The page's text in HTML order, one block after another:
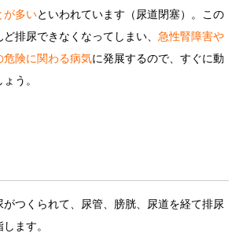
が多いといわれています（尿道閉塞）。この
排尿できなくなってしまい、 急性腎障害や
危険に関わる病気に発展するので、すぐに動
う。
がつくられて、尿管、膀胱、尿道を経て排尿
ます。